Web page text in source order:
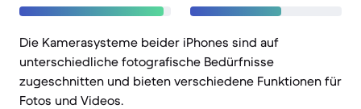
Die Kamerasysteme beider iPhones sind auf
unterschiedliche fotografische Bedürfnisse
zugeschnitten und bieten verschiedene Funktionen für
Fotos und Videos.